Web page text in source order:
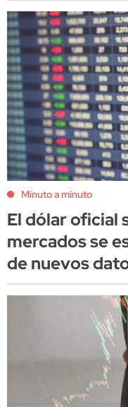
Minuto a minuto
El dólar oficial
mercados se
de nuevos